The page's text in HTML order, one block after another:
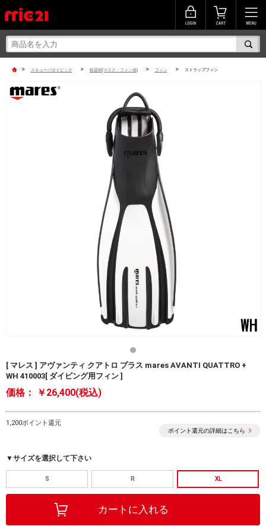
> スキューバダイビング > 軽器材(マスク・フィン他) > フィン > ストラップフィン
[ マレス ] アヴァンティ クアトロ プラス mares AVANTI QUATTRO +
WH 410003[ ダイビング用フィン ]
価格： ￥26,400(税込)
1,200ポイント還元
ポイント還元の詳細はこちら
▼サイズを選択して下さい
S R XL